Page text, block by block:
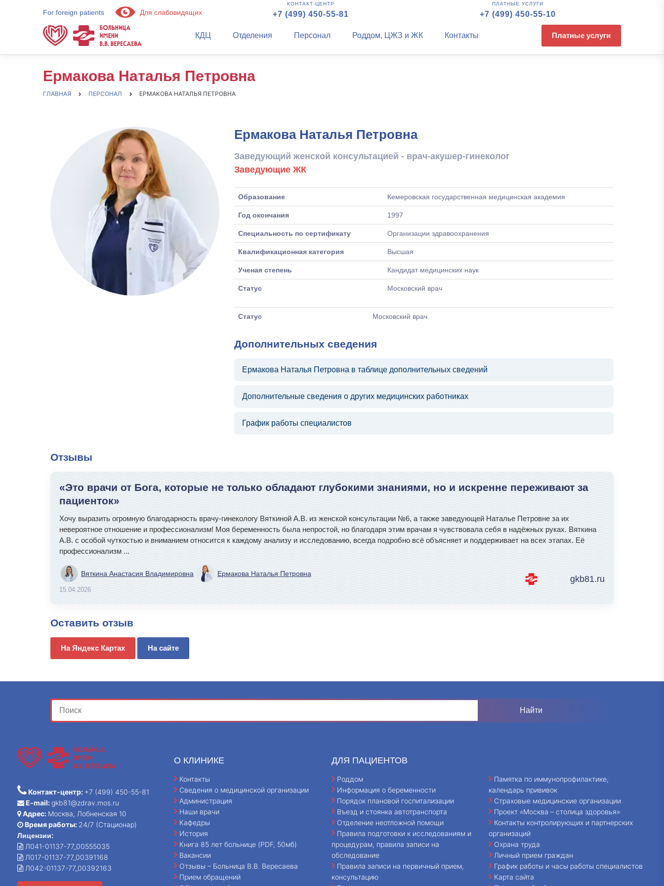
For foreign patients Для слабовидящих
КОНТАКТ-ЦЕНТР
+7 (499) 450-55-81
ПЛАТНЫЕ УСЛУГИ
+7 (499) 450-55-10
КДЦ Отделения Персонал Роддом, ЦЖЗ и ЖК Контакты Платные услуги
Ермакова Наталья Петровна
ГЛАВНАЯ ПЕРСОНАЛ ЕРМАКОВА НАТАЛЬЯ ПЕТРОВНА
Ермакова Наталья Петровна
Заведующий женской консультацией - врач-акушер-гинеколог
Заведующие ЖК
Образование Кемеровская государственная медицинская академия
Год окончания 1997
Специальность по сертификату Организации здравоохранения
Квалификационная категория Высшая
Ученая степень Кандидат медицинских наук
Статус Московский врач
Статус Московский врач
Дополнительных сведения
Ермакова Наталья Петровна в таблице дополнительных сведений
Дополнительные сведения о других медицинских работниках
График работы специалистов
Отзывы
«Это врачи от Бога, которые не только обладают глубокими знаниями, но и искренне переживают за
пациенток»
Хочу выразить огромную благодарность врачу-гинекологу Вяткиной А.В. из женской консультации №6, а также заведующей Наталье Петровне за их
невероятное отношение и профессионализм! Моя беременность была непростой, но благодаря этим врачам я чувствовала себя в надёжных руках. Вяткина
А.В. с особой чуткостью и вниманием относится к каждому анализу и исследованию, всегда подробно всё объясняет и поддерживает на всех этапах. Её
профессионализм ...
Вяткина Анастасия Владимировна Ермакова Наталья Петровна
15.04.2026
gkb81.ru
Оставить отзыв
На Яндекс Картах На сайте
Контакт-центр: +7 (499) 450-55-81
E-mail:gkb81@zdrav.mos.ru
Адрес: Москва, Лобненская 10
Время работы: 24/7 (Стационар)
Лицензии:
Л041-01137-77_00555035
Л017-01137-77_00391168
Л042-01137-77_00392163
О КЛИНИКЕ
Контакты
Сведения о медицинской организации
Администрация
Наши врачи
Кафедры
История
Книга 85 лет больнице (PDF, 50мб)
Вакансии
Отзывы – Больница В.В. Вересаева
Прием обращений
ДЛЯ ПАЦИЕНТОВ
Роддом
Информация о беременности
Порядок плановой госпитализации
Въезд и стоянка автотранспорта
Отделение неотложной помощи
Правила подготовки к исследованиям и
процедурам, правила записи на
обследование
Правила записи на первичный прием,
консультацию
Памятка по иммунопрофилактике,
календарь прививок
Страховые медицинские организации
Проект «Москва – столица здоровья»
Контакты контролирующих и партнерских
организаций
Охрана труда
Личный прием граждан
График работы и часы работы специалистов
Карта сайта